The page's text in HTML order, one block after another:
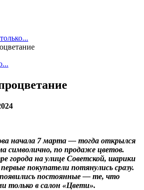
начала 7 марта — тогда открылся
символично, по продаже цветов.
города на улице Советской, шарики
покупатели потянулись сразу.
постоянные — те, что
только в салон «Цвети».